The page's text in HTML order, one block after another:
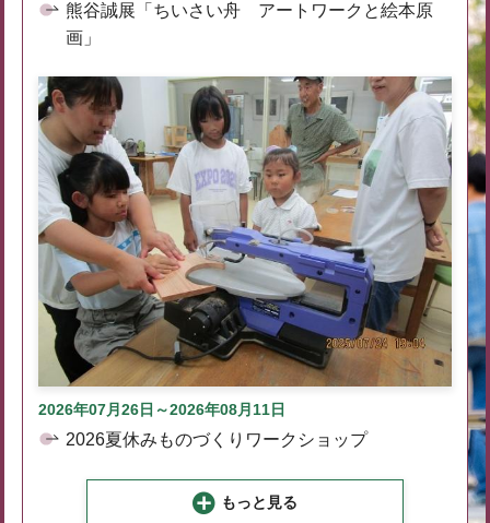
熊谷誠展「ちいさい舟 アートワークと絵本原
画」
2026年07月26日～2026年08月11日
2026夏休みものづくりワークショップ
もっと見る